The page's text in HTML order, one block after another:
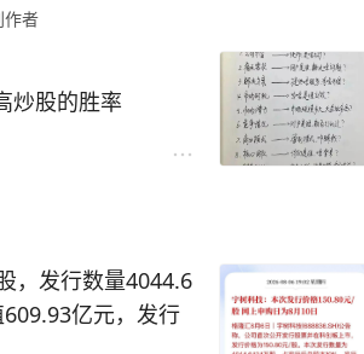
作者
炒股的胜率
化
西，我不喜欢做商
成了，可以给我的
，发行数量4044.6
亿元，发行